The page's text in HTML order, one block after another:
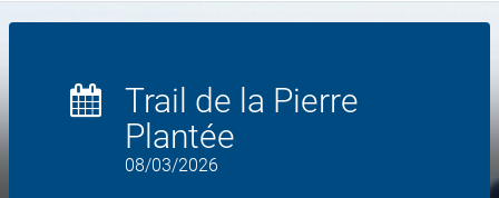
Trail de la Pierre
Plantée
08/03/2026